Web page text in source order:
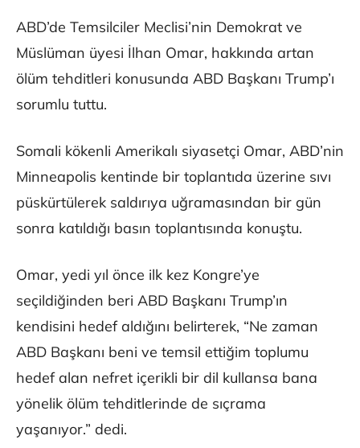
ABD’de Temsilciler Meclisi’nin Demokrat ve
Müslüman üyesi İlhan Omar, hakkında artan
ölüm tehditleri konusunda ABD Başkanı Trump’ı
sorumlu tuttu.
Somali kökenli Amerikalı siyasetçi Omar, ABD’nin
Minneapolis kentinde bir toplantıda üzerine sıvı
püskürtülerek saldırıya uğramasından bir gün
sonra katıldığı basın toplantısında konuştu.
Omar, yedi yıl önce ilk kez Kongre’ye
seçildiğinden beri ABD Başkanı Trump’ın
kendisini hedef aldığını belirterek, “Ne zaman
ABD Başkanı beni ve temsil ettiğim toplumu
hedef alan nefret içerikli bir dil kullansa bana
yönelik ölüm tehditlerinde de sıçrama
yaşanıyor.” dedi.